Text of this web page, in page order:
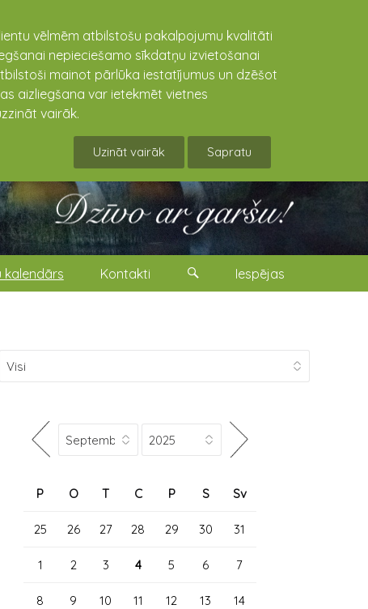
vēlmēm atbilstošu pakalpojumu kvalitāti
nepieciešamo sīkdatņu izvietošanai
mainot pārlūka iestatījumus un dzēšot
aizliegšana var ietekmēt vietnes
vairāk.
Uzināt vairāk Sapratu
kalendārs Kontakti Iespējas
P O T C P S Sv
25 26 27 28 29 30 31
1 2 3 4 5 6 7
8 9 10 11 12 13 14